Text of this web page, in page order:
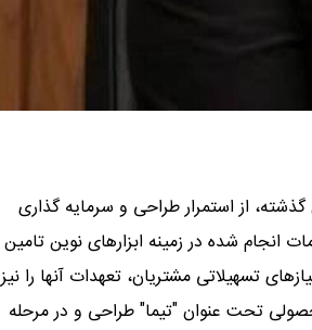
از استمرار طراحی و سرمایه گذاری
در سال ۱۴۰۵ خبر داد و با اشاره به اقدامات انجام شده در زمینه ابزارهای نوین تامین
تسهیلاتی مشتریان، تعهدات آنها را نیز
امر از طریق محصولی تحت عنوان "تیما" طراحی و در مرحله